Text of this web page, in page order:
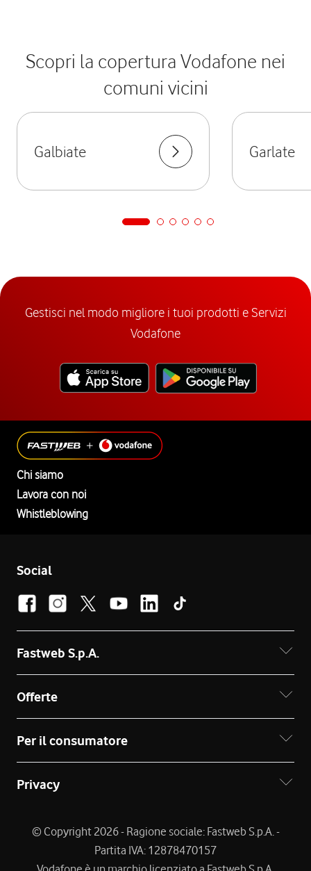
Scopri la copertura Vodafone nei
comuni vicini
Galbiate Garlate
Gestisci nel modo migliore i tuoi prodotti e Servizi
Vodafone
Chi siamo
Lavora con noi
Whistleblowing
Social
Fastweb S.p.A.
Offerte
Per il consumatore
Privacy
© Copyright 2026 - Ragione sociale: Fastweb S.p.A. -
Partita IVA: 12878470157